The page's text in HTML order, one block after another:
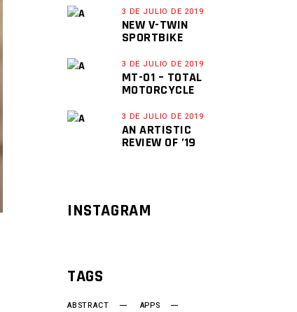
3 DE JULIO DE 2019
NEW V-TWIN
SPORTBIKE
3 DE JULIO DE 2019
MT-01 – TOTAL
MOTORCYCLE
3 DE JULIO DE 2019
AN ARTISTIC
REVIEW OF ’19
INSTAGRAM
TAGS
ABSTRACT
APPS